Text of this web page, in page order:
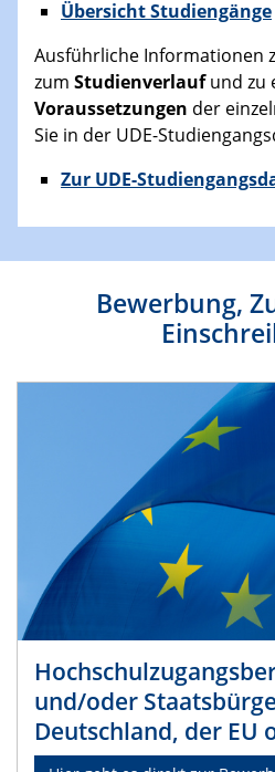
Übersicht Studiengänge
Ausführliche Informationen
zum Studienverlaufund zu
Voraussetzungen der
Sie in der UDE-
Zur UDE-
Bewerbung,
und/oder
Deutschland, der EU